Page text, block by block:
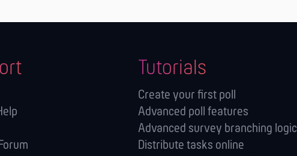
Tutorials
Create your first poll
Advanced poll features
Advanced survey branching logic
Distribute tasks online